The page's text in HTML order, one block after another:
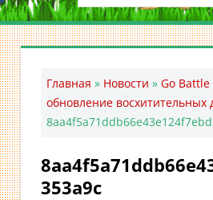
для
ловли
Покемон
Главная » Новости » Go Battle
обновление восхитительных
353a9c